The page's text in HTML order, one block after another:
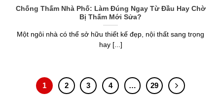
Chống Thấm Nhà Phố: Làm Đúng Ngay Từ Đầu Hay Chờ
Bị Thấm Mới Sửa?
Một ngôi nhà có thể sở hữu thiết kế đẹp, nội thất sang trọng
hay [...]
1 2 3 4 … 29